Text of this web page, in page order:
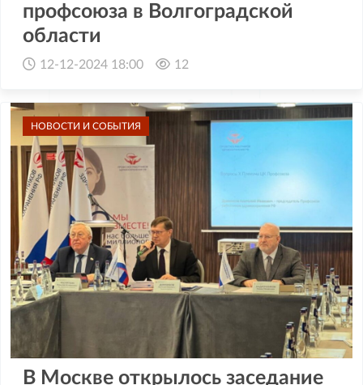
профсоюза в Волгоградской
области
12-12-2024 18:00 12
НОВОСТИ И СОБЫТИЯ
В Москве открылось заседание